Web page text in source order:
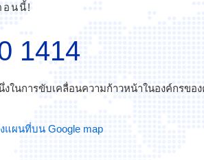
อนนี้!
1414
งในการขับเคลื่อนความก้าวหน้าในองค์กรขอ
แผนที่บน Google map